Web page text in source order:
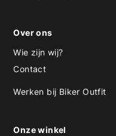
Over ons
Wie zijn wij?
Contact
Werken bij Biker Outfit
Onze winkel